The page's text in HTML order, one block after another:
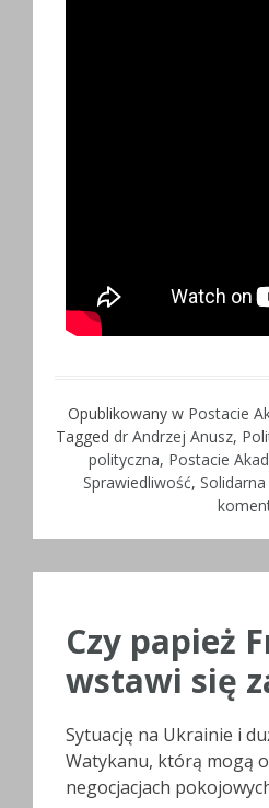
Opublikowany w Postacie
Tagged dr Andrzej Anusz,
polityczna, Postacie
Sprawiedliwość,
Czy papież
wstawi się
Sytuację na Ukrainie i
Watykanu, którą mogą
negocjacjach